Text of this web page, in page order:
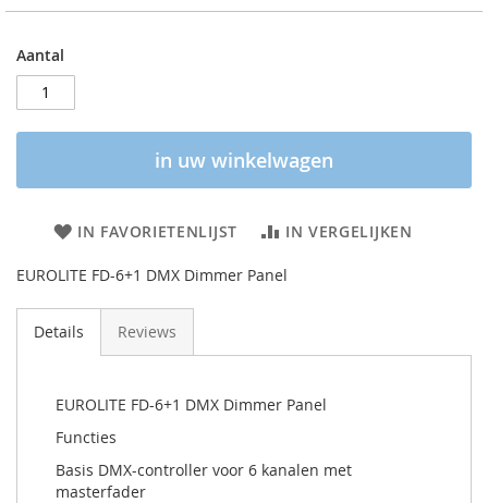
Aantal
in uw winkelwagen
IN FAVORIETENLIJST IN VERGELIJKEN
EUROLITE FD-6+1 DMX Dimmer Panel
Details Reviews
EUROLITE FD-6+1 DMX Dimmer Panel
Functies
Basis DMX-controller voor 6 kanalen met
masterfader